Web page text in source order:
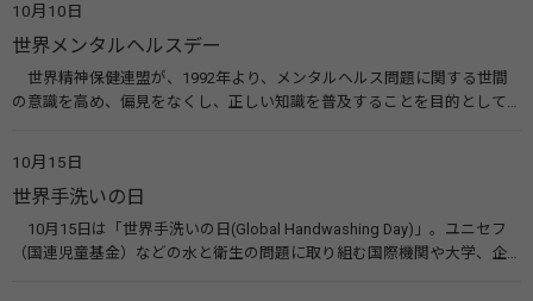
会）
10月10日
世界メンタルヘルスデー
世界精神保健連盟が、1992年より、メンタルヘルス問題に関する世間
の意識を高め、偏見をなくし、正しい知識を普及することを目的として、
す。 関連リンク 世界メンタルヘルスデー（厚生労働省） 働く人のメンタ
ルヘルス・ポータルサイト「こころの耳」（厚生労働省）
10月15日
世界手洗いの日
10月15日は「世界手洗いの日(Global Handwashing Day)」。ユニセフ
（国連児童基金）などの水と衛生の問題に取り組む国際機関や大学、企